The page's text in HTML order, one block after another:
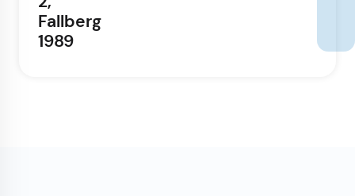
Fallberg
1989